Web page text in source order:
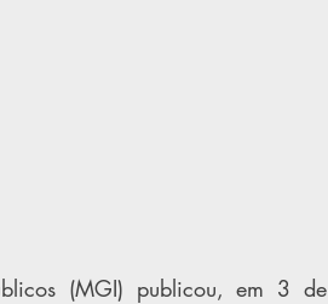
(MGI) publicou, em 3 de